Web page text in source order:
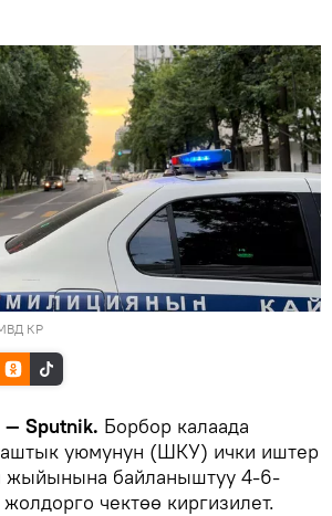
КР
Sputnik. Борбор калаада
уюмунун (ШКУ) ички иштер
жыйынына байланыштуу 4-6-
чектөө киргизилет.